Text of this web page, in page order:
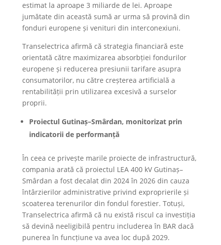
estimat la aproape 3 miliarde de lei. Aproape
jumătate din această sumă ar urma să provină din
fonduri europene și venituri din interconexiuni.
Transelectrica afirmă că strategia financiară este
orientată către maximizarea absorbției fondurilor
europene și reducerea presiunii tarifare asupra
consumatorilor, nu către creșterea artificială a
rentabilității prin utilizarea excesivă a surselor
proprii.
Proiectul Gutinaș–Smârdan, monitorizat prin
indicatorii de performanță
În ceea ce privește marile proiecte de infrastructură,
compania arată că proiectul LEA 400 kV Gutinaș–
Smârdan a fost decalat din 2024 în 2026 din cauza
întârzierilor administrative privind exproprierile și
scoaterea terenurilor din fondul forestier. Totuși,
Transelectrica afirmă că nu există riscul ca investiția
să devină neeligibilă pentru includerea în BAR dacă
punerea în funcțiune va avea loc după 2029.